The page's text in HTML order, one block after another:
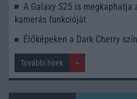
A Galaxy S25 is megkaphatja
kamerás funkcióját
Élőképeken a Dark Cherry
További hírek